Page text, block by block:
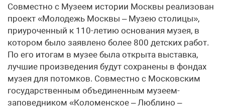
Совместно с Музеем истории Москвы реализован
проект «Молодежь Москвы – Музею столицы»,
приуроченный к 110-летию основания музея, в
котором было заявлено более 800 детских работ.
По его итогам в музее была открыта выставка,
лучшие произведения будут сохранены в фондах
музея для потомков. Совместно с Московским
государственным объединенным музеем-
заповедником «Коломенское – Люблино –